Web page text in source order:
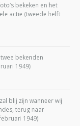
bekeken en het
actie (tweede helft
bekenden
1949)
blij zijn wanneer wij
terug naar
1949)